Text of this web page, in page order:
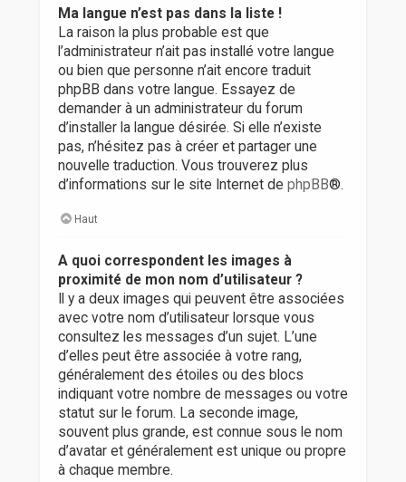
Ma langue n’est pas dans la liste !
La raison la plus probable est que
l’administrateur n’ait pas installé votre langue
ou bien que personne n’ait encore traduit
phpBB dans votre langue. Essayez de
demander à un administrateur du forum
d’installer la langue désirée. Si elle n’existe
pas, n’hésitez pas à créer et partager une
nouvelle traduction. Vous trouverez plus
d’informations sur le site Internet de phpBB®.
Haut
A quoi correspondent les images à
proximité de mon nom d’utilisateur ?
Il y a deux images qui peuvent être associées
avec votre nom d’utilisateur lorsque vous
consultez les messages d’un sujet. L’une
d’elles peut être associée à votre rang,
généralement des étoiles ou des blocs
indiquant votre nombre de messages ou votre
statut sur le forum. La seconde image,
souvent plus grande, est connue sous le nom
d’avatar et généralement est unique ou propre
à chaque membre.